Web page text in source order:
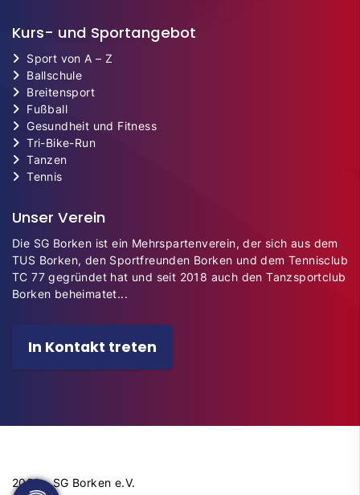
Kurs- und Sportangebot
Sport von A – Z
Ballschule
Breitensport
Fußball
Gesundheit und Fitness
Tri-Bike-Run
Tanzen
Tennis
Unser Verein
Die SG Borken ist ein Mehrspartenverein, der sich aus dem
TUS Borken, den Sportfreunden Borken und dem Tennisclub
TC 77 gegründet hat und seit 2018 auch den Tanzsportclub
Borken beheimatet...
In Kontakt treten
2026 - SG Borken e.V.